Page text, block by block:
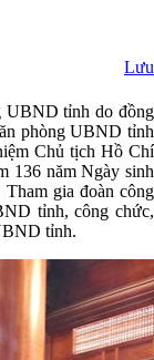
Lưu
UBND tỉnh do đồng
phòng UBND tỉnh
Chủ tịch Hồ Chí
136 năm Ngày sinh
gia đoàn công
tỉnh, công chức,
tỉnh.